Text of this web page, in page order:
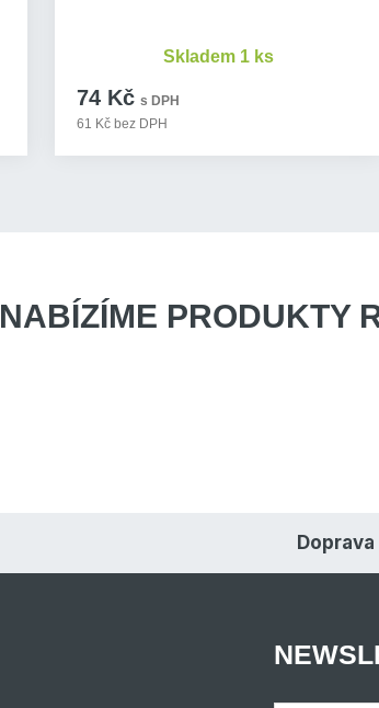
74 Kč s DPH
61 Kč bez DPH
Skladem 1 ks
NABÍZÍME PRODUKTY